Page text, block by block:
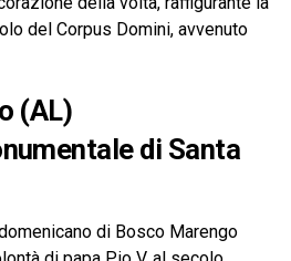
del Corpus Domini, avvenuto
(AL)
di Santa
di Bosco Marengo